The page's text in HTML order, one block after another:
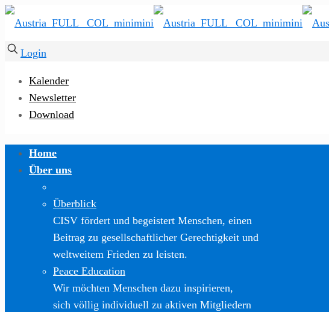
Login
Kalender
Newsletter
Download
Home
Über uns
Überblick
CISV fördert und begeistert Menschen, einen
Beitrag zu gesellschaftlicher Gerechtigkeit und
weltweitem Frieden zu leisten.
Peace Education
Wir möchten Menschen dazu inspirieren,
sich völlig individuell zu aktiven Mitgliedern